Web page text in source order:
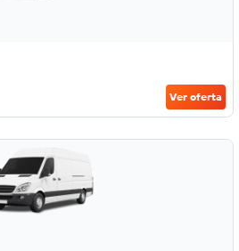
Ver oferta